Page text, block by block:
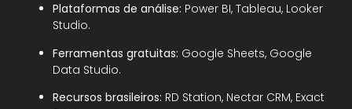
Plataformas de análise: Power BI, Tableau, Looker
Studio.
Ferramentas gratuitas: Google Sheets, Google
Data Studio.
Recursos brasileiros: RD Station, Nectar CRM, Exact